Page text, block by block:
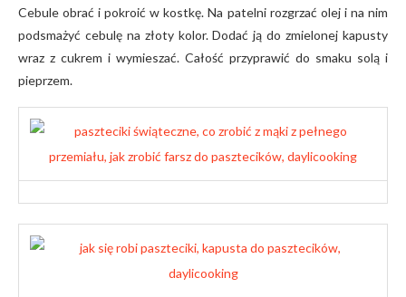
Cebule obrać i pokroić w kostkę. Na patelni rozgrzać olej i na nim
podsmażyć cebulę na złoty kolor. Dodać ją do zmielonej kapusty
wraz z cukrem i wymieszać. Całość przyprawić do smaku solą i
pieprzem.